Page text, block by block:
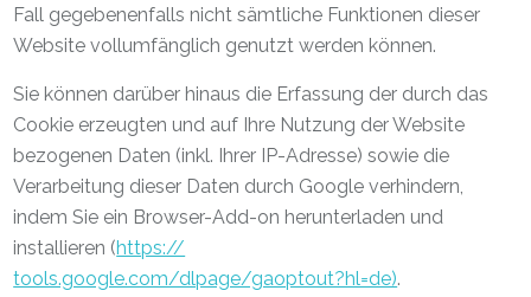
Fall gegebenenfalls nicht sämtliche Funktionen dieser
Website vollumfänglich genutzt werden können.
Sie können darüber hinaus die Erfassung der durch das
Cookie erzeugten und auf Ihre Nutzung der Website
bezogenen Daten (inkl. Ihrer IP-Adresse) sowie die
Verarbeitung dieser Daten durch Google verhindern,
indem Sie ein Browser-Add-on herunterladen und
installieren (https://
tools.google.com/dlpage/gaoptout?hl=de).